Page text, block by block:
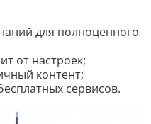
для полноценного
от настроек;
контент;
сервисов.